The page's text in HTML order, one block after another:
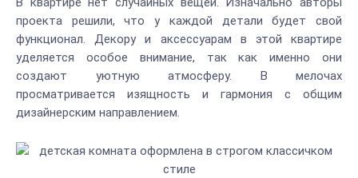
проекта решили, что у каждой детали будет свой
функционал. Декору и аксессуарам в этой квартире
уделяется особое внимание, так как именно они
создают уютную атмосферу. В мелочах
просматривается изящность и гармония с общим
дизайнерским направлением.